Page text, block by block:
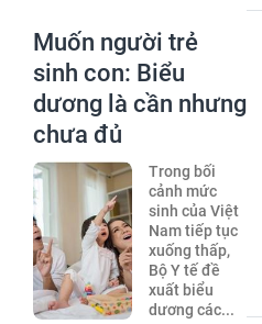
Muốn người trẻ
sinh con: Biểu
dương là cần nhưng
chưa đủ
Trong bối
cảnh mức
sinh của Việt
Nam tiếp tục
xuống thấp,
Bộ Y tế đề
xuất biểu
dương các...